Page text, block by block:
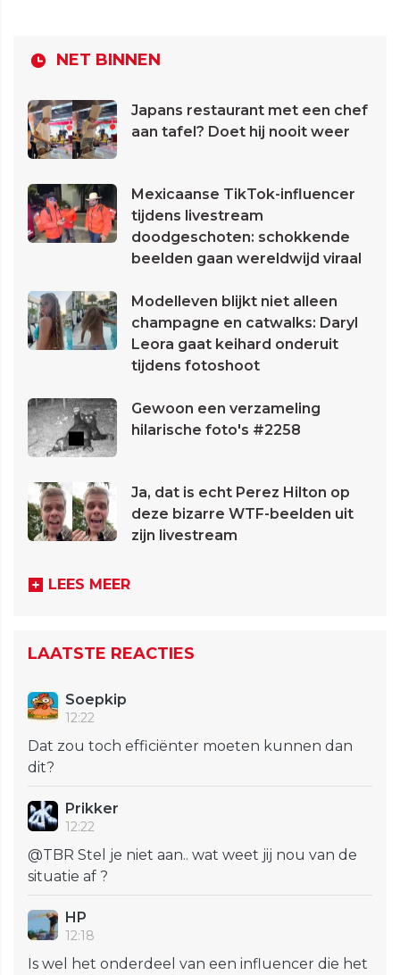
NET BINNEN
Japans restaurant met een chef
aan tafel? Doet hij nooit weer
Mexicaanse TikTok-influencer
tijdens livestream
doodgeschoten: schokkende
beelden gaan wereldwijd viraal
Modelleven blijkt niet alleen
champagne en catwalks: Daryl
Leora gaat keihard onderuit
tijdens fotoshoot
Gewoon een verzameling
hilarische foto's #2258
Ja, dat is echt Perez Hilton op
deze bizarre WTF-beelden uit
zijn livestream
LEES MEER
LAATSTE REACTIES
Soepkip
12:22
Dat zou toch efficiënter moeten kunnen dan
dit?
Prikker
12:22
@TBR Stel je niet aan.. wat weet jij nou van de
situatie af ?
HP
12:18
Is wel het onderdeel van een influencer die het